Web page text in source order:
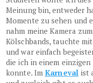
Meinung bin, entweder
Momente zu sehen und
nahm meine Kamera
Kölschbands, tauchte
und war einfach
die ich in einem
konnte. ImKarneval ist